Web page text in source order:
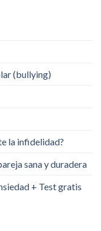
(bullying)
la infidelidad?
sana y duradera
+ Test gratis